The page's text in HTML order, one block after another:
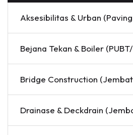
Aksesibilitas & Urban
Bejana Tekan & Boiler
Bridge Construction
Drainase & Deckdrain